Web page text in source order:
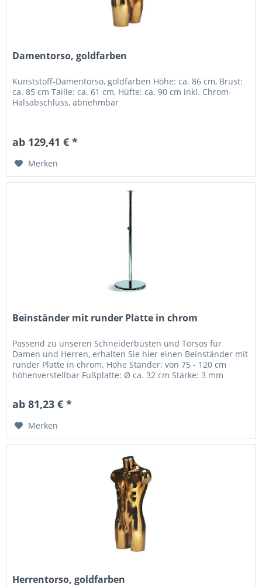
Damentorso, goldfarben
Kunststoff-Damentorso, goldfarben Höhe: ca. 86 cm, Brust:
ca. 85 cm Taille: ca. 61 cm, Hüfte: ca. 90 cm inkl. Chrom-
Halsabschluss, abnehmbar
ab 129,41 € *
Merken
Beinständer mit runder Platte in chrom
Passend zu unseren Schneiderbüsten und Torsos für
Damen und Herren, erhalten Sie hier einen Beinständer mit
runder Platte in chrom. Höhe Ständer: von 75 - 120 cm
höhenverstellbar Fußplatte: Ø ca. 32 cm Stärke: 3 mm
ab 81,23 € *
Merken
Herrentorso, goldfarben